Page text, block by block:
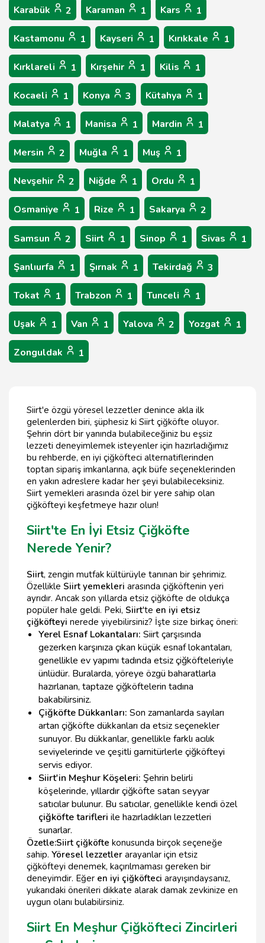
Karabük 2 Karaman 1 Kars 1
Kastamonu 1 Kayseri 1 Kırıkkale 1
Kırklareli 1 Kırşehir 1 Kilis 1
Kocaeli 1 Konya 3 Kütahya 1
Malatya 1 Manisa 1 Mardin 1
Mersin 2 Muğla 1 Muş 1
Nevşehir 2 Niğde 1 Ordu 1
Osmaniye 1 Rize 1 Sakarya 2
Samsun 2 Siirt 1 Sinop 1 Sivas 1
Şanlıurfa 1 Şırnak 1 Tekirdağ 3
Tokat 1 Trabzon 1 Tunceli 1
Uşak 1 Van 1 Yalova 2 Yozgat 1
Zonguldak 1
Siirt'e özgü yöresel lezzetler denince akla ilk
gelenlerden biri, şüphesiz ki Siirt çiğköfte oluyor.
Şehrin dört bir yanında bulabileceğiniz bu eşsiz
lezzeti deneyimlemek isteyenler için hazırladığımız
bu rehberde, en iyi çiğköfteci alternatiflerinden
toptan sipariş imkanlarına, açık büfe seçeneklerinden
en yakın adreslere kadar her şeyi bulabileceksiniz.
Siirt yemekleri arasında özel bir yere sahip olan
çiğköfteyi keşfetmeye hazır olun!
Siirt'te En İyi Etsiz Çiğköfte
Nerede Yenir?
Siirt, zengin mutfak kültürüyle tanınan bir şehrimiz.
Özellikle Siirt yemekleri arasında çiğköftenin yeri
ayrıdır. Ancak son yıllarda etsiz çiğköfte de oldukça
popüler hale geldi. Peki, Siirt'te en iyi etsiz
çiğköfteyi nerede yiyebilirsiniz? İşte size birkaç öneri:
Yerel Esnaf Lokantaları: Siirt çarşısında
gezerken karşınıza çıkan küçük esnaf lokantaları,
genellikle ev yapımı tadında etsiz çiğköfteleriyle
ünlüdür. Buralarda, yöreye özgü baharatlarla
hazırlanan, taptaze çiğköftelerin tadına
bakabilirsiniz.
Çiğköfte Dükkanları: Son zamanlarda sayıları
artan çiğköfte dükkanları da etsiz seçenekler
sunuyor. Bu dükkanlar, genellikle farklı acılık
seviyelerinde ve çeşitli garnitürlerle çiğköfteyi
servis ediyor.
Siirt'in Meşhur Köşeleri: Şehrin belirli
köşelerinde, yıllardır çiğköfte satan seyyar
satıcılar bulunur. Bu satıcılar, genellikle kendi özel
çiğköfte tarifleri ile hazırladıkları lezzetleri
sunarlar.
Özetle:Siirt çiğköfte konusunda birçok seçeneğe
sahip. Yöresel lezzetler arayanlar için etsiz
çiğköfteyi denemek, kaçırılmaması gereken bir
deneyimdir. Eğer en iyi çiğköfteci arayışındaysanız,
yukarıdaki önerileri dikkate alarak damak zevkinize en
uygun olanı bulabilirsiniz.
Siirt En Meşhur Çiğköfteci Zincirleri